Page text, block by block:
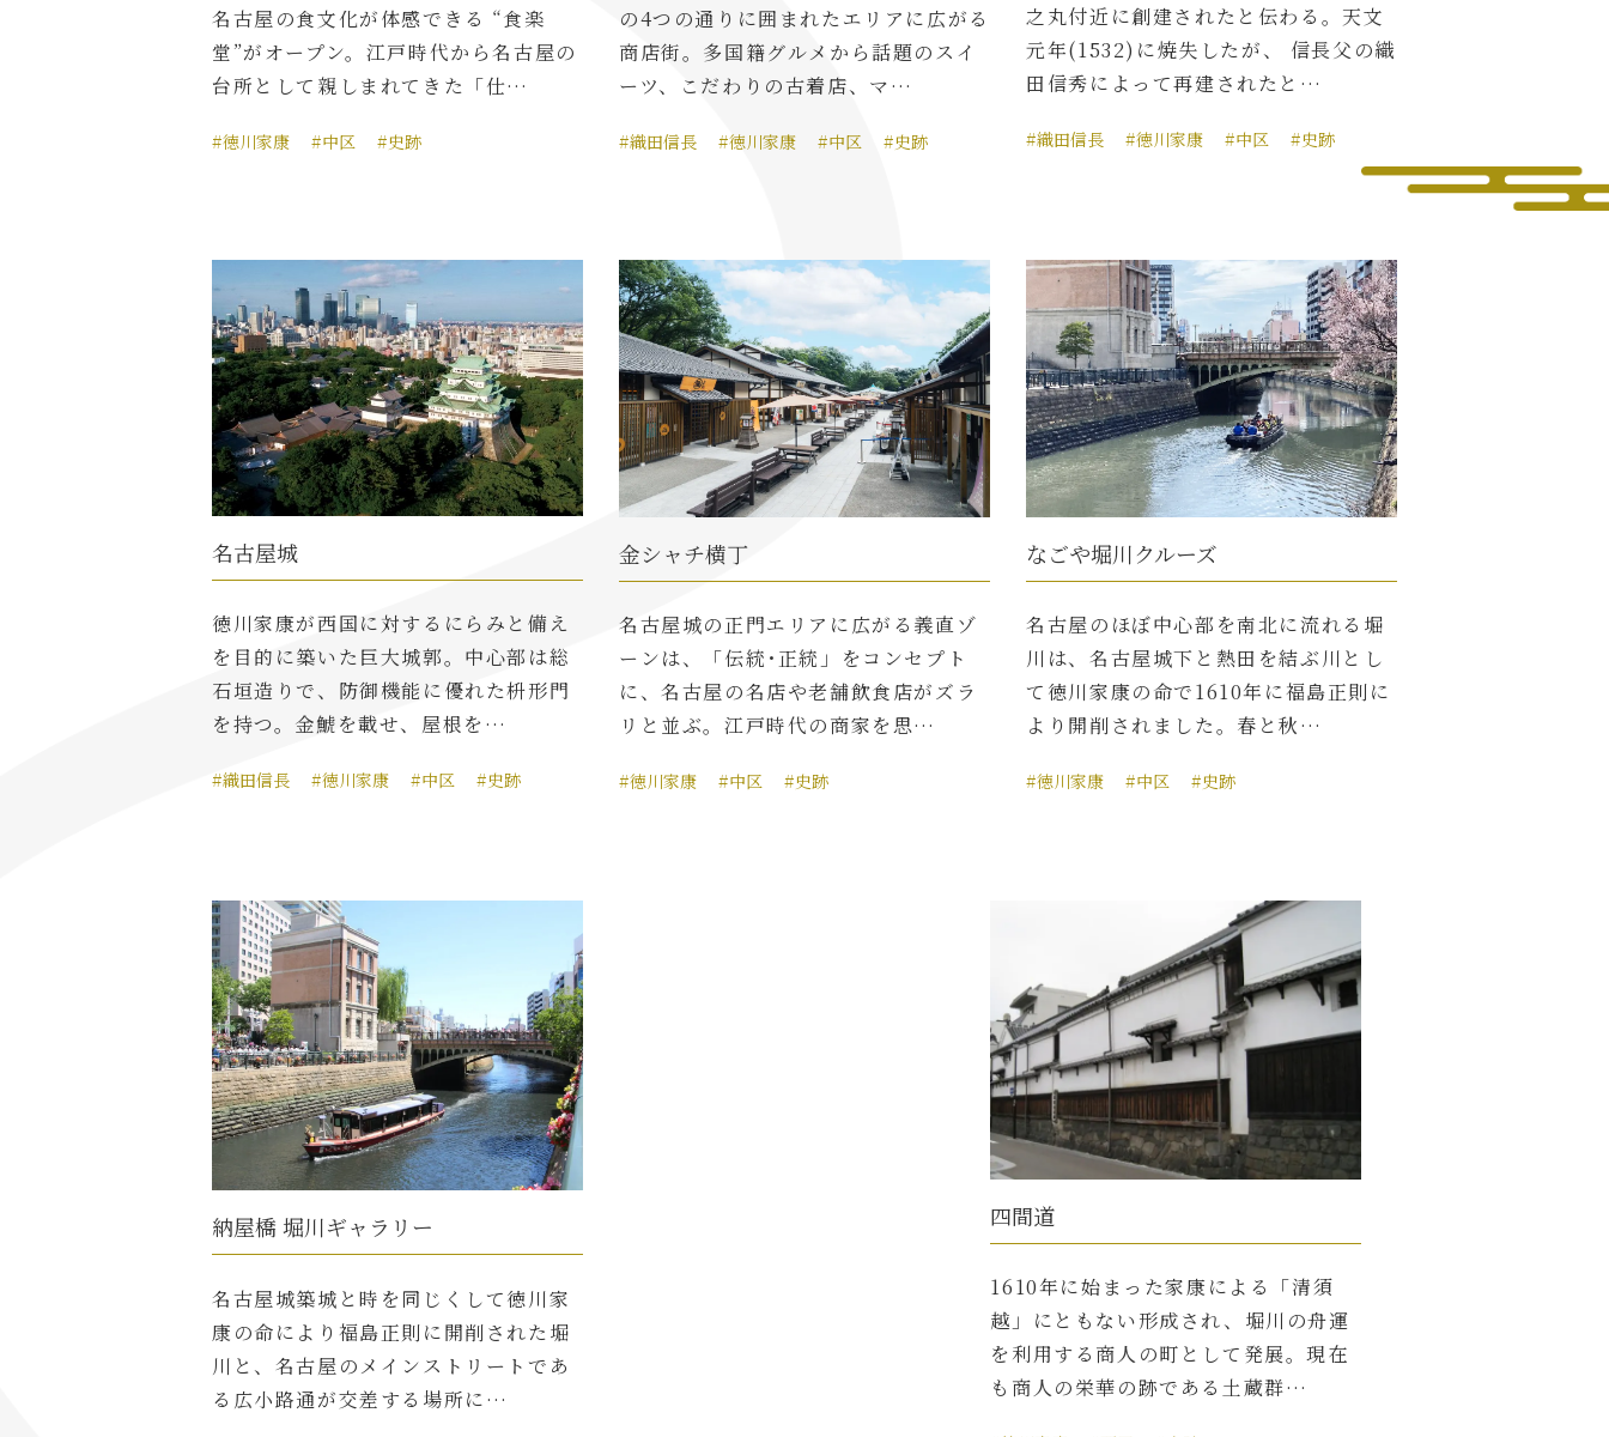
名古屋の食文化が体感できる “食楽
堂”がオープン。江戸時代から名古屋の
台所として親しまれてきた「仕…
#徳川家康 #中区 #史跡
の4つの通りに囲まれたエリアに広がる
商店街。多国籍グルメから話題のスイ
ーツ、こだわりの古着店、マ…
#織田信長 #徳川家康 #中区 #史跡
之丸付近に創建されたと伝わる。天文
元年(1532)に焼失したが、 信長父の織
田信秀によって再建されたと…
#織田信長 #徳川家康 #中区 #史跡
名古屋城
徳川家康が西国に対するにらみと備え
を目的に築いた巨大城郭。中心部は総
石垣造りで、防御機能に優れた枡形門
を持つ。金鯱を載せ、屋根を…
#織田信長 #徳川家康 #中区 #史跡
金シャチ横丁
名古屋城の正門エリアに広がる義直ゾ
ーンは、「伝統･正統」をコンセプト
に、名古屋の名店や老舗飲食店がズラ
リと並ぶ。江戸時代の商家を思…
#徳川家康 #中区 #史跡
なごや堀川クルーズ
名古屋のほぼ中心部を南北に流れる堀
川は、名古屋城下と熱田を結ぶ川とし
て徳川家康の命で1610年に福島正則に
より開削されました。春と秋…
#徳川家康 #中区 #史跡
納屋橋 堀川ギャラリー
名古屋城築城と時を同じくして徳川家
康の命により福島正則に開削された堀
川と、名古屋のメインストリートであ
る広小路通が交差する場所に…
四間道
1610年に始まった家康による「清須
越」にともない形成され、堀川の舟運
を利用する商人の町として発展。現在
も商人の栄華の跡である土蔵群…